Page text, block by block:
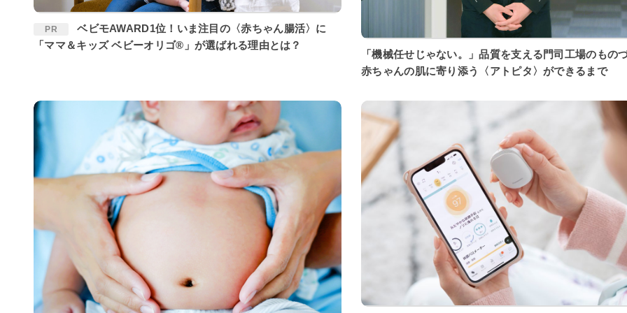
PR
ベビモAWARD1位！いま注目の〈赤ちゃん腸活〉に
「ママ＆キッズ ベビーオリゴ®」が選ばれる理由とは？
「機械任せじゃない。」品質を支える門司工場のもの
赤ちゃんの肌に寄り添う〈アトピタ〉ができるまで